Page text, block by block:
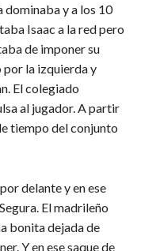
dominaba y a los 10
Isaac a la red pero
de imponer su
por la izquierda y
El colegiado
al jugador. A partir
tiempo del conjunto
delante y en ese
El madrileño
bonita dejada de
Y en ese saque de